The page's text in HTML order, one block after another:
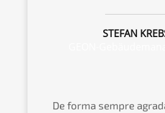
STEFAN
De forma sempre